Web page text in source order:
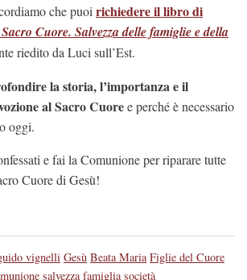
che puoi richiedere il libro di
Cuore. Salvezza delle famiglie e della
riedito da Luci sull’Est.
la storia, l’importanza e il
al Sacro Cuoree perché è necessario
oggi.
e fai la Comunione per riparare tutte
Cuore di Gesù!
vignelli Gesù Beata Maria Figlie del Cuore
salvezza famiglia società